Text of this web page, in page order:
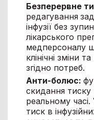
Безперервне
редагування
інфузії без
лікарського
медперсоналу
клінічні зміни
згідно потреб.
Анти-болюс:
скидання тиску
реальному часі.
тиск в